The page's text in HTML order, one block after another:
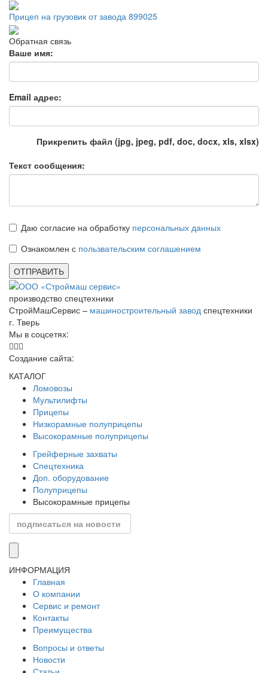
Прицеп на грузовик от завода 899025
Обратная связь
Ваше имя:
Email адрес:
Прикрепить файл (jpg, jpeg, pdf, doc, docx, xls, xlsx)
Текст сообщения:
Даю согласие на обработку персональных данных
Ознакомлен с пользвательским соглашением
ОТПРАВИТЬ
производство спецтехники
СтройМашСервис – машиностроительный завод спецтехники
г. Тверь
Мы в соцсетях:
Создание сайта:
КАТАЛОГ
Ломовозы
Мультилифты
Прицепы
Низкорамные полуприцепы
Высокорамные полуприцепы
Грейферные захваты
Спецтехника
Доп. оборудование
Полуприцепы
Высокорамные прицепы
ИНФОРМАЦИЯ
Главная
О компании
Сервис и ремонт
Контакты
Преимущества
Вопросы и ответы
Новости